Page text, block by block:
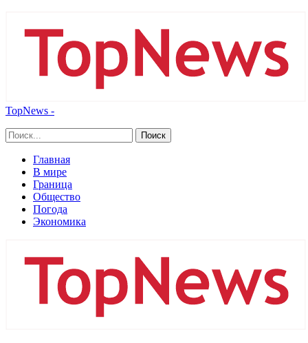
TopNews -
Главная
В мире
Граница
Общество
Погода
Экономика